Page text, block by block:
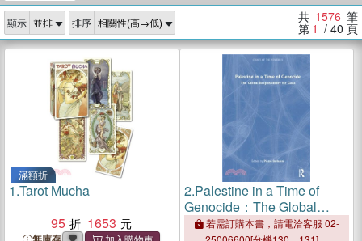
獎 臺灣漫遊錄 、 方念華 、 台灣的李
登輝時代
數學女孩：黎曼猜想 、
偉大的迷走神經
顯示 排序 共 1576 筆
第 1 / 40 頁
滿額折
1.Tarot Mucha
95
1653
2.Palestine in a Time of
Genocide：The Global
Responsibility for Gaza
若需訂購本書，請電洽客服 02-